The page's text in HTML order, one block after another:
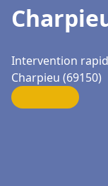
Intervention
Charpieu (69150)